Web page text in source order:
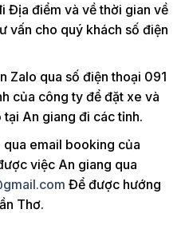
Địa điểm và về thời gian về
vấn cho quý khách số điện
Zalo qua số điện thoại 091
của công ty để đặt xe và
An giang đi các tỉnh.
email booking của
việc An giang qua
Để được hướng
Thơ.